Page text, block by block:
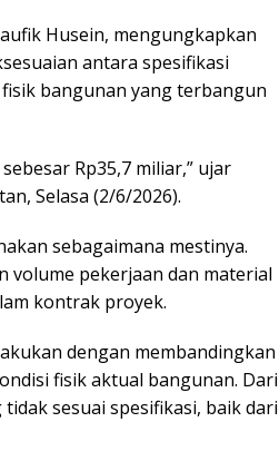
Husein, mengungkapkan
antara spesifikasi
bangunan yang terbangun
Rp35,7 miliar,” ujar
Selasa (2/6/2026).
sebagaimana mestinya.
volume pekerjaan dan material
kontrak proyek.
dengan membandingkan
fisik aktual bangunan. Dari
sesuai spesifikasi, baik dari